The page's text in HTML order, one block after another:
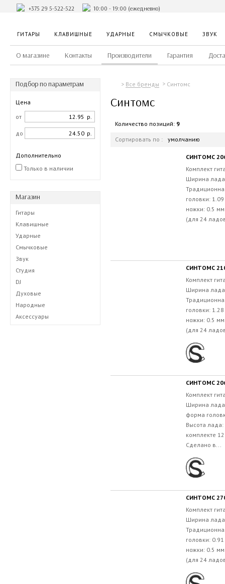
+375 29 5-522-522 10:00 - 19:00 (ежедневно)
ГИТАРЫ КЛАВИШНЫЕ УДАРНЫЕ СМЫЧКОВЫЕ ЗВУК
О магазине Контакты Производители Гарантия
Подбор по параметрам
Цена
от
р.
до р.
Дополнительно
Только в наличии
Магазин
Гитары
Клавишные
Ударные
Смычковые
Звук
Студия
DJ
Духовые
Народные
Аксессуары
Все бренды Синтомс
Синтомс
Количество позиций: 9
Сортировать по : умолчанию
СИНТОМС
Комплект
Ширина
головки:
ножки: 0.5
(для 24
СИНТОМС
Комплект
Ширина
головки:
ножки: 0.5
(для 24
СИНТОМС
Комплект
Ширина
форма
Высота
комплекте
Сделано в...
СИНТОМС
Комплект
Ширина
головки:
ножки: 0.5
(для 24